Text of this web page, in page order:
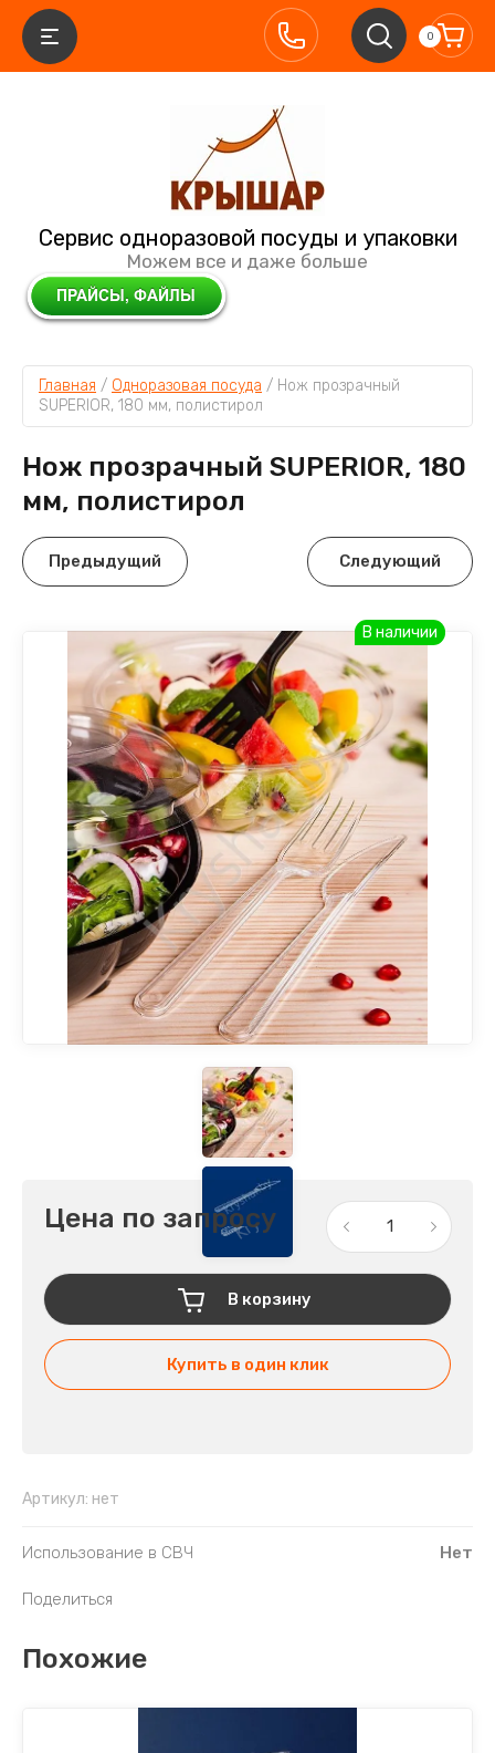
Сервис одноразовой посуды и упаковки
Можем все и даже больше
0
Главная / Одноразовая посуда / Нож прозрачный
SUPERIOR, 180 мм, полистирол
Нож прозрачный SUPERIOR, 180
мм, полистирол
Предыдущий Следующий
В наличии
Цена по запросу
В корзину
Купить в один клик
Артикул: нет
Использование в СВЧ Нет
Поделиться
Похожие